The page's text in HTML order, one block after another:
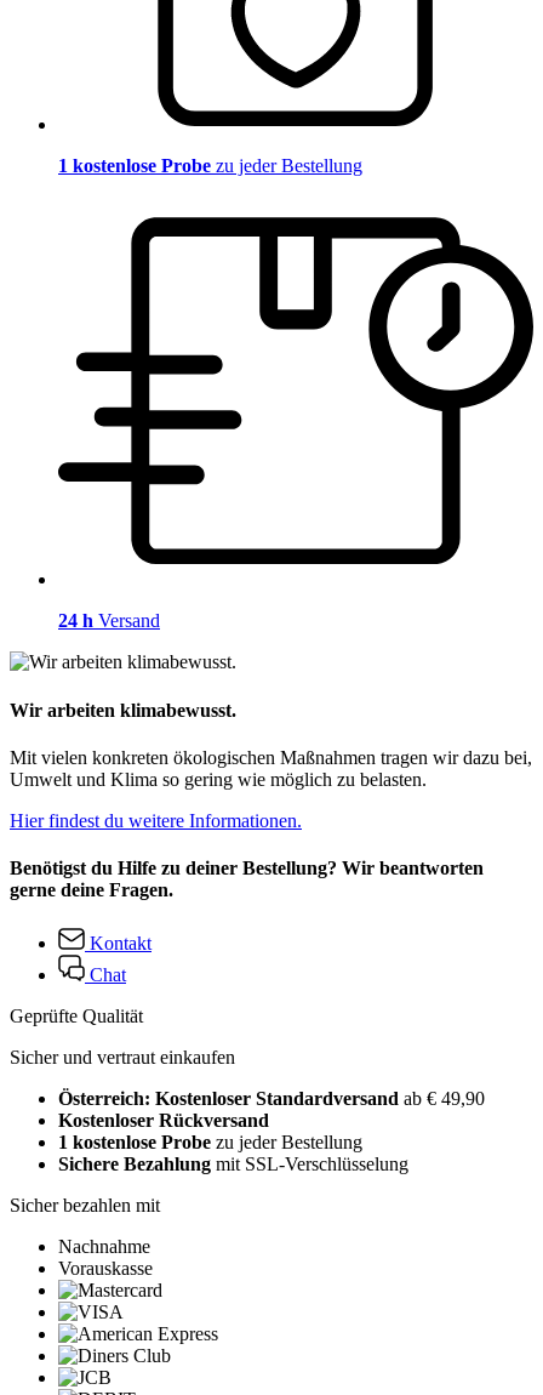
1 kostenlose Probe zu jeder Bestellung
24 h Versand
Wir arbeiten klimabewusst.
Mit vielen konkreten ökologischen Maßnahmen tragen wir dazu bei,
Umwelt und Klima so gering wie möglich zu belasten.
Hier findest du weitere Informationen.
Benötigst du Hilfe zu deiner Bestellung? Wir beantworten
gerne deine Fragen.
Kontakt
Chat
Geprüfte Qualität
Sicher und vertraut einkaufen
Österreich: Kostenloser Standardversand ab € 49,90
Kostenloser Rückversand
1 kostenlose Probe zu jeder Bestellung
Sichere Bezahlung mit SSL-Verschlüsselung
Sicher bezahlen mit
Nachnahme
Vorauskasse